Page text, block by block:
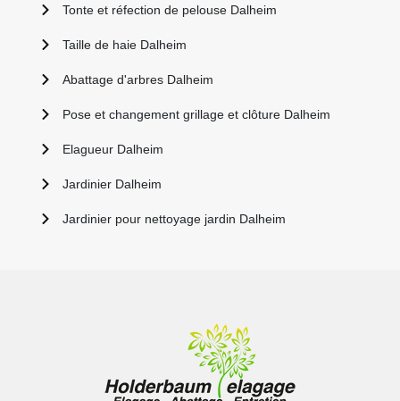
Tonte et réfection de pelouse Dalheim
Taille de haie Dalheim
Abattage d'arbres Dalheim
Pose et changement grillage et clôture Dalheim
Elagueur Dalheim
Jardinier Dalheim
Jardinier pour nettoyage jardin Dalheim